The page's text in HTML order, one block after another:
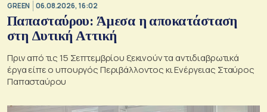
GREEN 06.08.2026, 16:02
Παπασταύρου: Άμεσα η αποκατάσταση
στη Δυτική Αττική
Πριν από τις 15 Σεπτεμβρίου ξεκινούν τα αντιδιαβρωτικά
έργα είπε ο υπουργός Περιβάλλοντος κι Ενέργειας Σταύρος
Παπασταύρου